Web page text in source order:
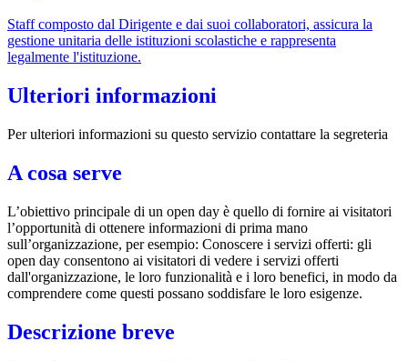
Staff composto dal Dirigente e dai suoi collaboratori, assicura la
gestione unitaria delle istituzioni scolastiche e rappresenta
legalmente l'istituzione.
Ulteriori informazioni
Per ulteriori informazioni su questo servizio contattare la segreteria
A cosa serve
L’obiettivo principale di un open day è quello di fornire ai visitatori
l’opportunità di ottenere informazioni di prima mano
sull’organizzazione, per esempio: Conoscere i servizi offerti: gli
open day consentono ai visitatori di vedere i servizi offerti
dall'organizzazione, le loro funzionalità e i loro benefici, in modo da
comprendere come questi possano soddisfare le loro esigenze.
Descrizione breve